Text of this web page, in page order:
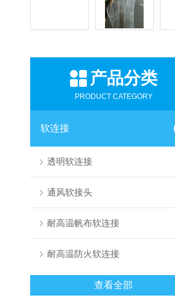
产品分类
PRODUCT CATEGORY
软连接
透明软连接
通风软接头
耐高温帆布软连接
耐高温防火软连接
查看全部